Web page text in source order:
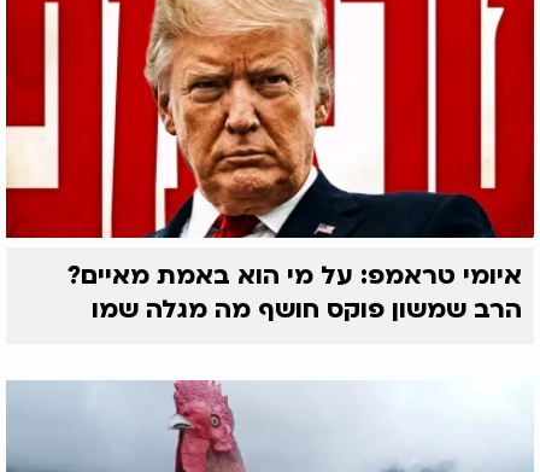
איומי טראמפ: על מי הוא באמת מאיים?
הרב שמשון פוקס חושף מה מגלה שמו